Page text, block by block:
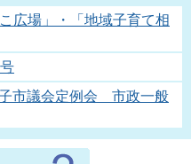
広場」・「地域子育て相
市議会定例会 市政一般